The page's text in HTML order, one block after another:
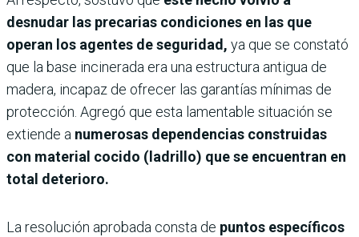
desnudar las precarias condiciones en las que
operan los agentes de seguridad, ya que se constató
que la base incinerada era una estructura antigua de
madera, incapaz de ofrecer las garantías mínimas de
protección. Agregó que esta lamentable situación se
extiende a numerosas dependencias construidas
con material cocido (ladrillo) que se encuentran en
total deterioro.
La resolución aprobada consta de puntos específicos